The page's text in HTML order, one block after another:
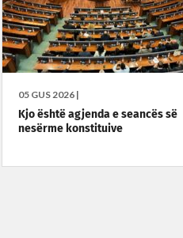
05 GUS 2026 |
Kjo është agjenda e seancës së
nesërme konstituive